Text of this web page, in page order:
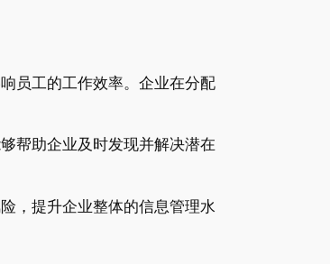
员工的工作效率。企业在分配
帮助企业及时发现并解决潜在
，提升企业整体的信息管理水